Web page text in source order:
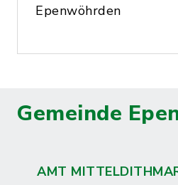
Epenwöhrden
Gemeinde
AMT